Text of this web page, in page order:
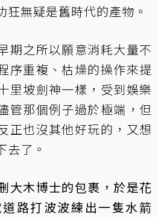
狂無疑是舊時代的產物。
期之所以願意消耗大量不
序重複、枯燥的操作來提
里坡劍神一樣，受到娛樂
管那個例子過於極端，但
正也沒其他好玩的，又想
去了。
大木博士的包裹，於是花
路打波波練出一隻水箭